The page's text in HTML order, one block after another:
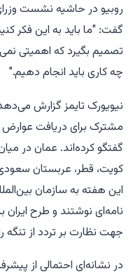
روبیو در حاشیه نشست
گفت: "ما باید به این فکر
تصمیم بگیرد که اهمیتی
چه کاری باید انجام دهیم."
نیویورک تایمز گزارش
مشترک برای دریافت عوارض
گفتگو کرده‌اند. عمان در
کویت، قطر، عربستان
این هفته به سازمان
نامه‌ای نوشتند و طرح
جهت نظارت بر تردد از تنگه
در نشانه‌ای احتمالی از